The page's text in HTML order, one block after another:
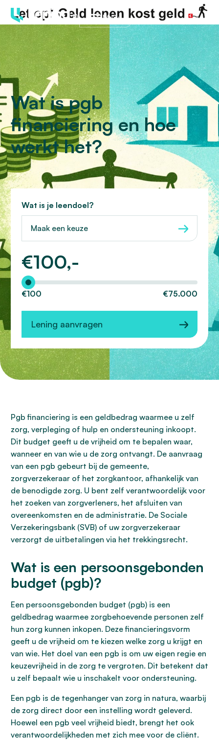
Menu
Wat is pgb
financiering en hoe
werkt het?
Wat is je leendoel?
Maak een keuze
€100,-
Hoeveel wilt u lenen?
€100 €75.000
Lening aanvragen
Pgb financiering is een geldbedrag waarmee u zelf
zorg, verpleging of hulp en ondersteuning inkoopt.
Dit budget geeft u de vrijheid om te bepalen waar,
wanneer en van wie u de zorg ontvangt. De aanvraag
van een pgb gebeurt bij de gemeente,
zorgverzekeraar of het zorgkantoor, afhankelijk van
de benodigde zorg. U bent zelf verantwoordelijk voor
het zoeken van zorgverleners, het afsluiten van
overeenkomsten en de administratie. De Sociale
Verzekeringsbank (SVB) of uw zorgverzekeraar
verzorgt de uitbetalingen via het trekkingsrecht.
Wat is een persoonsgebonden
budget (pgb)?
Een persoonsgebonden budget (pgb) is een
geldbedrag waarmee zorgbehoevende personen zelf
hun zorg kunnen inkopen. Deze financieringsvorm
geeft u de vrijheid om te kiezen welke zorg u krijgt en
van wie. Het doel van een pgb is om uw eigen regie en
keuzevrijheid in de zorg te vergroten. Dit betekent dat
u zelf bepaalt wie u inschakelt voor ondersteuning.
Een pgb is de tegenhanger van zorg in natura, waarbij
de zorg direct door een instelling wordt geleverd.
Hoewel een pgb veel vrijheid biedt, brengt het ook
verantwoordelijkheden met zich mee voor de cliënt.